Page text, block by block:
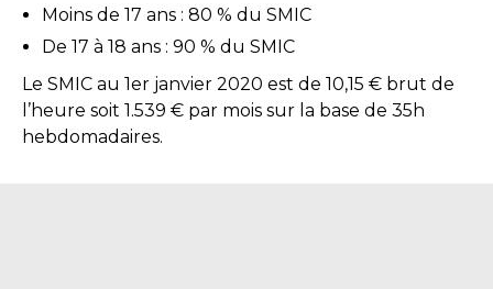
Moins de 17 ans : 80 % du SMIC
De 17 à 18 ans : 90 % du SMIC
Le SMIC au 1er janvier 2020 est de 10,15 € brut de
l’heure soit 1.539 € par mois sur la base de 35h
hebdomadaires.